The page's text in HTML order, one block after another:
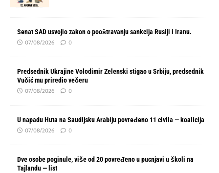
Senat SAD usvojio zakon o pooštravanju sankcija Rusiji i Iranu.
07/08/2026 0
Predsednik Ukrajine Volodimir Zelenski stigao u Srbiju, predsednik
Vučić mu priredio večeru
07/08/2026 0
U napadu Huta na Saudijsku Arabiju povređeno 11 civila — koalicija
07/08/2026 0
Dve osobe poginule, više od 20 povređeno u pucnjavi u školi na
Tajlandu — list